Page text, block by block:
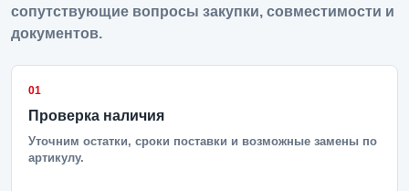
сопутствующие вопросы закупки, совместимости и
документов.
01
Проверка наличия
Уточним остатки, сроки поставки и возможные замены по
артикулу.